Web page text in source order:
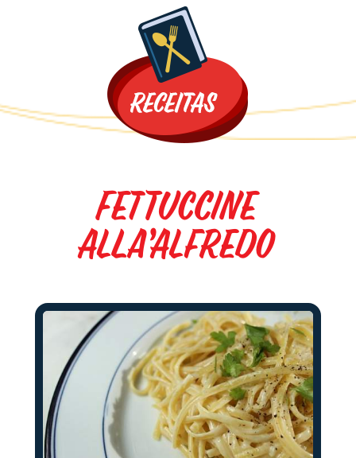
Fettuccine
Alla’Alfredo